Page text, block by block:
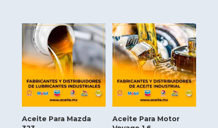
Aceite Para Mazda
Aceite Para Motor